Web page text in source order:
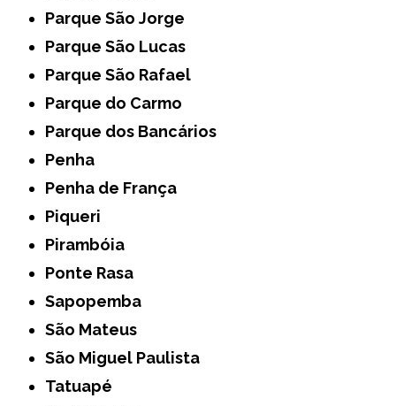
Parque São Jorge
Parque São Lucas
Parque São Rafael
Parque do Carmo
Parque dos Bancários
Penha
Penha de França
Piqueri
Pirambóia
Ponte Rasa
Sapopemba
São Mateus
São Miguel Paulista
Tatuapé